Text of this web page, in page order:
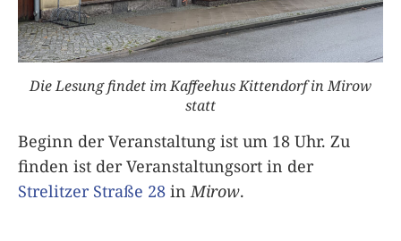
Die Lesung findet im Kaffeehus Kittendorf in Mirow
statt
Beginn der Veranstaltung ist um 18 Uhr. Zu
finden ist der Veranstaltungsort in der
Strelitzer Straße 28 in Mirow.